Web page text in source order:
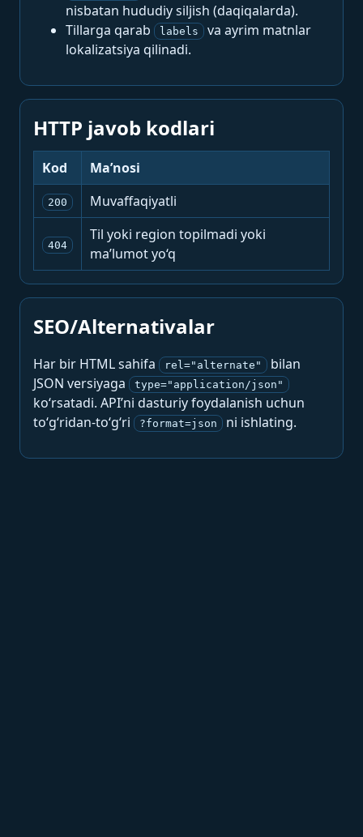
nisbatan hududiy siljish (daqiqalarda).
Tillarga qarab
labels
va ayrim matnlar
lokalizatsiya qilinadi.
HTTP javob kodlari
Kod Ma’nosi
200 Muvaffaqiyatli
404
Til yoki region topilmadi yoki
ma’lumot yo‘q
SEO/Alternativalar
Har bir HTML sahifa rel="alternate"
bilan
JSON versiyaga
type="application/json"
ko‘rsatadi. API’ni dasturiy foydalanish uchun
to‘g‘ridan-to‘g‘ri
?format=json ni ishlating.